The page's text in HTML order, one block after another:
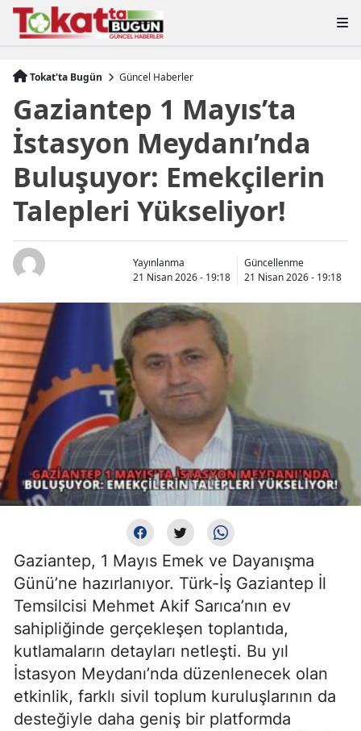
Tokat'ta Bugün Güncel Haberler
Gaziantep 1 Mayıs’ta
İstasyon Meydanı’nda
Buluşuyor: Emekçilerin
Talepleri Yükseliyor!
Yayınlanma
21 Nisan 2026 - 19:18
Güncellenme
21 Nisan 2026 - 19:18
Gaziantep, 1 Mayıs Emek ve Dayanışma
Günü’ne hazırlanıyor. Türk-İş Gaziantep İl
Temsilcisi Mehmet Akif Sarıca’nın ev
sahipliğinde gerçekleşen toplantıda,
kutlamaların detayları netleşti. Bu yıl
İstasyon Meydanı’nda düzenlenecek olan
etkinlik, farklı sivil toplum kuruluşlarının da
desteğiyle daha geniş bir platformda